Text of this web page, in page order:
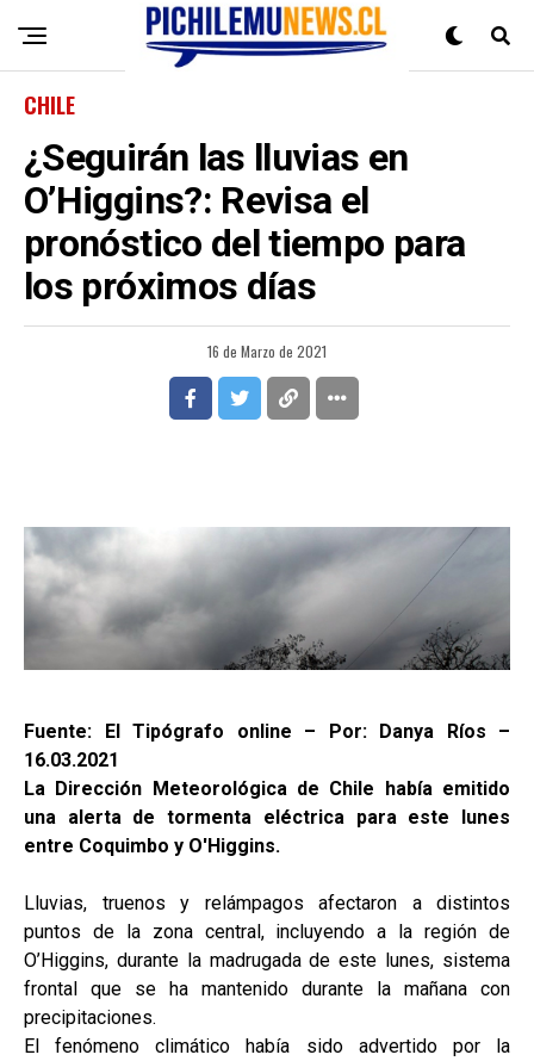
CHILE
¿Seguirán las lluvias en
O’Higgins?: Revisa el
pronóstico del tiempo para
los próximos días
16 de Marzo de 2021
Fuente: El Tipógrafo online – Por: Danya Ríos –
16.03.2021
La Dirección Meteorológica de Chile había emitido
una alerta de tormenta eléctrica para este lunes
entre Coquimbo y O'Higgins.
Lluvias, truenos y relámpagos afectaron a distintos
puntos de la zona central, incluyendo a la región de
O’Higgins, durante la madrugada de este lunes, sistema
frontal que se ha mantenido durante la mañana con
precipitaciones.
El fenómeno climático había sido advertido por la